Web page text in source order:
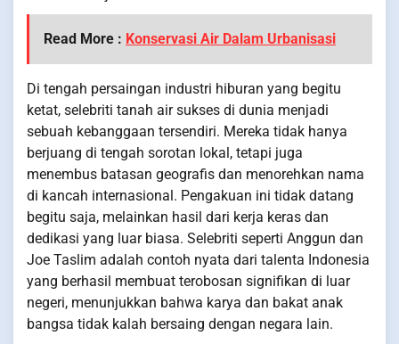
Read More : Konservasi Air Dalam Urbanisasi
Di tengah persaingan industri hiburan yang begitu
ketat, selebriti tanah air sukses di dunia menjadi
sebuah kebanggaan tersendiri. Mereka tidak hanya
berjuang di tengah sorotan lokal, tetapi juga
menembus batasan geografis dan menorehkan nama
di kancah internasional. Pengakuan ini tidak datang
begitu saja, melainkan hasil dari kerja keras dan
dedikasi yang luar biasa. Selebriti seperti Anggun dan
Joe Taslim adalah contoh nyata dari talenta Indonesia
yang berhasil membuat terobosan signifikan di luar
negeri, menunjukkan bahwa karya dan bakat anak
bangsa tidak kalah bersaing dengan negara lain.